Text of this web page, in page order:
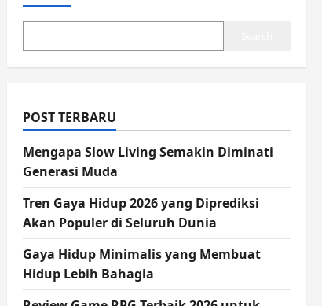
POST TERBARU
Mengapa Slow Living Semakin Diminati
Generasi Muda
Tren Gaya Hidup 2026 yang Diprediksi
Akan Populer di Seluruh Dunia
Gaya Hidup Minimalis yang Membuat
Hidup Lebih Bahagia